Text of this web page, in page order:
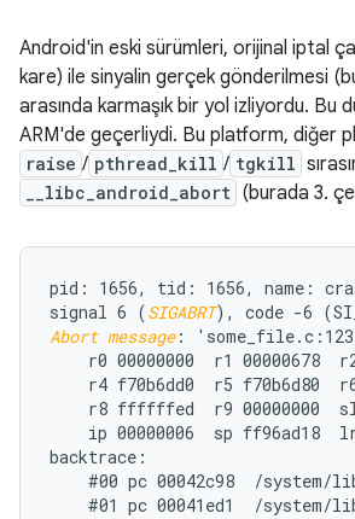
Android'in eski sürümleri, orijinal iptal
kare) ile sinyalin gerçek gönderilmesi
arasında karmaşık bir yol izliyordu. Bu
ARM'de geçerliydi. Bu platform, diğer
raise / pthread_kill / tgkill
__libc_android_abort (burada 3.
pid: 1656, tid: 1656, name:
signal 6 (SIGABRT
Abort message:
r0 00000000  r1 00000678
r4 f70b6dd0  r5 f70b6d80
r8 ffffffed  r9 00000000
ip 00000006  sp ff96ad18
backtrace:
#00 pc 00042c98  /system/
#01 pc 00041ed1  /system/